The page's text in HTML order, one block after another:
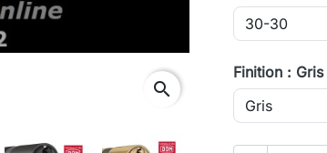
search
Finition : Gris